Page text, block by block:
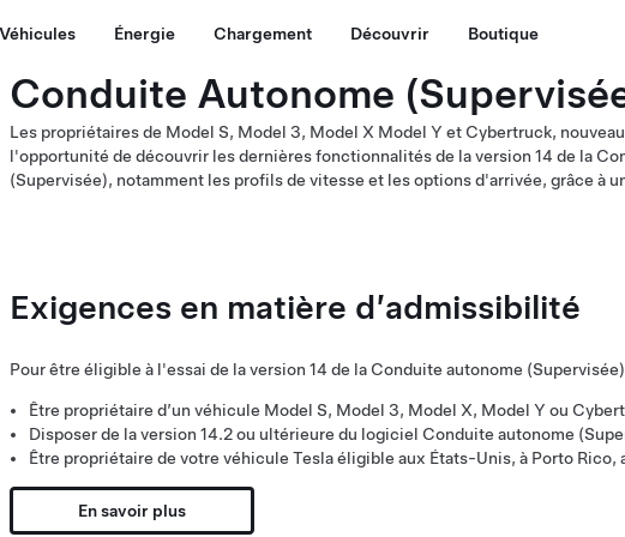
Véhicules Énergie Chargement Découvrir Boutique
Conduite Autonome
Les propriétaires de Model S, Model 3, Model X Model Y et Cybertruck,
l'opportunité de découvrir les dernières fonctionnalités de la version 14 de la
(Supervisée), notamment les profils de vitesse et les options d'arrivée, grâce à
Exigences en matière d’admissibilité
Pour être éligible à l'essai de la version 14 de la Conduite autonome
Être propriétaire d’un véhicule Model S, Model 3, Model X, Model Y ou
Disposer de la version 14.2 ou ultérieure du logiciel Conduite autonome
Être propriétaire de votre véhicule Tesla éligible aux États-Unis, à Porto Rico,
En savoir plus